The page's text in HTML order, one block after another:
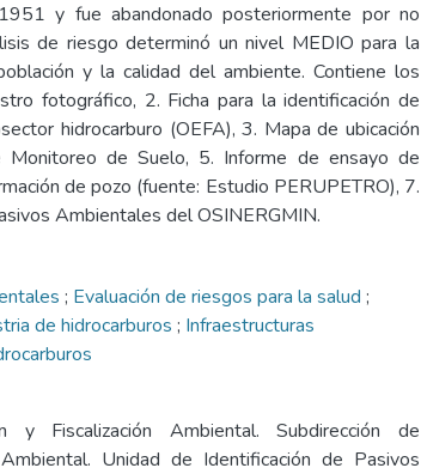
y fue abandonado posteriormente por no
de riesgo determinó un nivel MEDIO para la
y la calidad del ambiente. Contiene los
fotográfico, 2. Ficha para la identificación de
hidrocarburo (OEFA), 3. Mapa de ubicación
Monitoreo de Suelo, 5. Informe de ensayo de
de pozo (fuente: Estudio PERUPETRO), 7.
Ambientales del OSINERGMIN.
; Evaluación de riesgos para la salud ;
de hidrocarburos ; Infraestructuras
y Fiscalización Ambiental. Subdirección de
Unidad de Identificación de Pasivos